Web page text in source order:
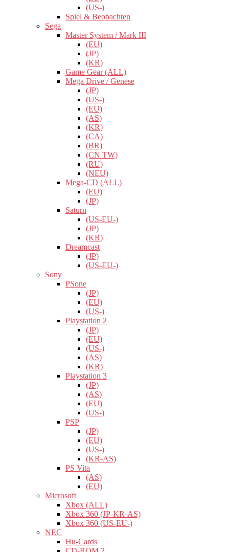
(US-)
Spiel & Beobachten
Sega
Master System / Mark III
(EU)
(JP)
(KR)
Game Gear (ALL)
Mega Drive / Genese
(JP)
(US-)
(EU)
(AS)
(KR)
(CA)
(BR)
(CN TW)
(RU)
(NEU)
Mega-CD (ALL)
(EU)
(JP)
Saturn
(US-EU-)
(JP)
(KR)
Dreamcast
(JP)
(US-EU-)
Sony
PSone
(JP)
(EU)
(US-)
Playstation 2
(JP)
(EU)
(US-)
(AS)
(KR)
Playstation 3
(JP)
(AS)
(EU)
(US-)
PSP
(JP)
(EU)
(US-)
(KR-AS)
PS Vita
(AS)
(EU)
Microsoft
Xbox (ALL)
Xbox 360 (JP-KR-AS)
Xbox 360 (US-EU-)
NEC
Hu-Cards